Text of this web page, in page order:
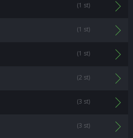
(1 st)
(1 st)
(1 st)
(2 st)
(3 st)
(3 st)